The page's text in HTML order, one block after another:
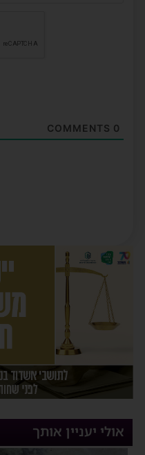
0
אולי יעניין אותך